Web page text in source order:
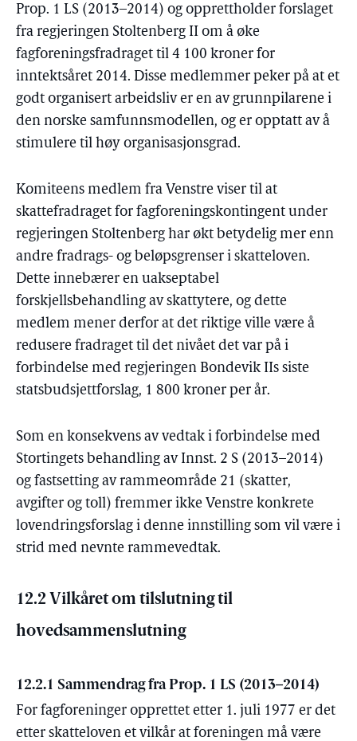
Prop. 1 LS (2013–2014) og opprettholder forslaget
fra regjeringen Stoltenberg II om å øke
fagforeningsfradraget til 4 100 kroner for
inntektsåret 2014. Disse medlemmer peker på at et
godt organisert arbeidsliv er en av grunnpilarene i
den norske samfunnsmodellen, og er opptatt av å
stimulere til høy organisasjonsgrad.
Komiteens medlem fra Venstre viser til at
skattefradraget for fagforeningskontingent under
regjeringen Stoltenberg har økt betydelig mer enn
andre fradrags- og beløpsgrenser i skatteloven.
Dette innebærer en uakseptabel
forskjellsbehandling av skattytere, og dette
medlem mener derfor at det riktige ville være å
redusere fradraget til det nivået det var på i
forbindelse med regjeringen Bondevik IIs siste
statsbudsjettforslag, 1 800 kroner per år.
Som en konsekvens av vedtak i forbindelse med
Stortingets behandling av Innst. 2 S (2013–2014)
og fastsetting av rammeområde 21 (skatter,
avgifter og toll) fremmer ikke Venstre konkrete
lovendringsforslag i denne innstilling som vil være i
strid med nevnte rammevedtak.
12.2 Vilkåret om tilslutning til
hovedsammenslutning
12.2.1 Sammendrag fra Prop. 1 LS (2013–2014)
For fagforeninger opprettet etter 1. juli 1977 er det
etter skatteloven et vilkår at foreningen må være